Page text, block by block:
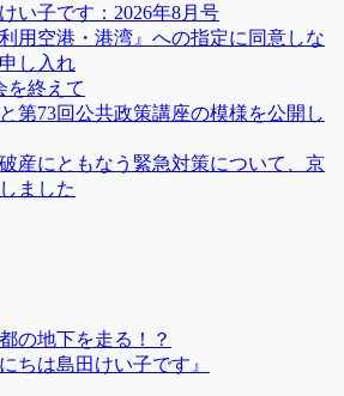
い子です：2026年8月号
用空港・港湾』への指定に同意しな
し入れ
を終えて
第73回公共政策講座の模様を公開し
産にともなう緊急対策について、京
ました
の地下を走る！？
ちは島田けい子です』